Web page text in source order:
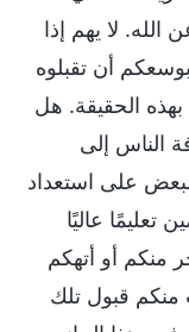
لا يهم إذا
أن تقبلوه
بهذه الحقيقة. هل
الناس إلى
على استعداد
تعليمًا عاليًا
منكم أو أتهكم
منكم قبول تلك